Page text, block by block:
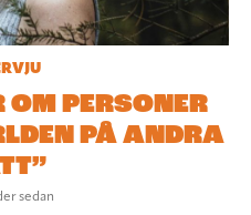
PERSONER
PÅ ANDRA
sedan